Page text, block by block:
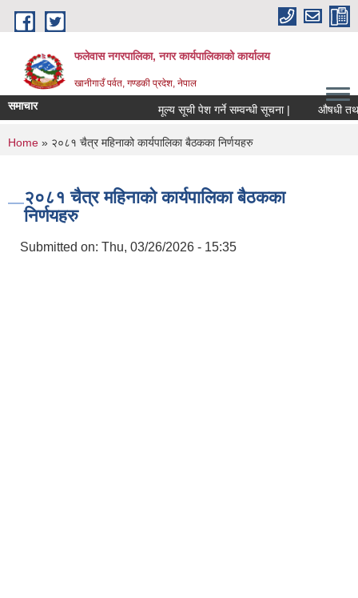
Skip to main content
फलेवास नगरपालिका, नगर कार्यपालिकाको कार्यालय
खानीगाउँ पर्वत, गण्डकी प्रदेश, नेपाल
समाचार मूल्य सूची पेश गर्ने सम्वन्धी सूचना | औषधी तथा
You are here
Home » २०८१ चैत्र महिनाको कार्यपालिका बैठकका निर्णयहरु
२०८१ चैत्र महिनाको कार्यपालिका बैठकका
निर्णयहरु
Submitted on: Thu, 03/26/2026 - 15:35